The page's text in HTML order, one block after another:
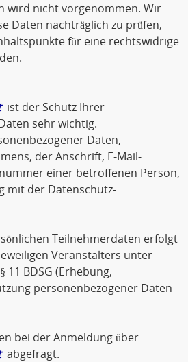
wird nicht vorgenommen. Wir
Daten nachträglich zu prüfen,
für eine rechtswidrige
ist der Schutz Ihrer
sehr wichtig.
Daten,
der Anschrift, E-Mail-
einer betroffenen Person,
mit der Datenschutz-
Teilnehmerdaten erfolgt
Veranstalters unter
11 BDSG (Erhebung,
personenbezogener Daten
bei der Anmeldung über
abgefragt.